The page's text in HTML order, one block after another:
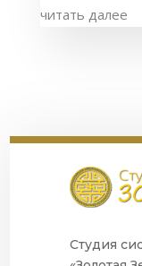
читать далее
Студия